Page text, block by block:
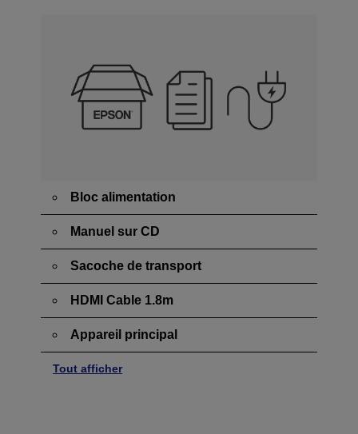
Bloc alimentation
Manuel sur CD
Sacoche de transport
HDMI Cable 1.8m
Appareil principal
Tout afficher